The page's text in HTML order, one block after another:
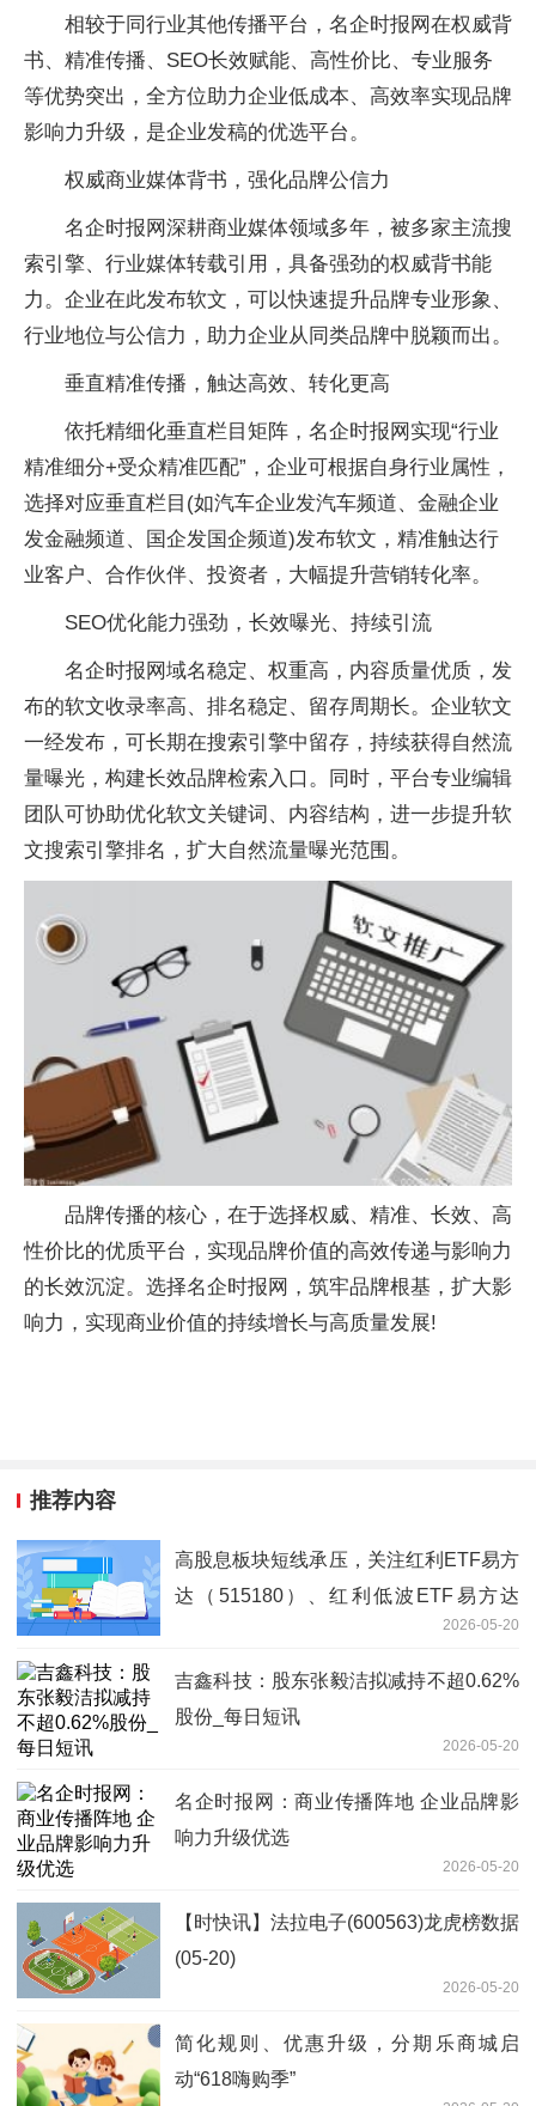
相较于同行业其他传播平台，名企时报网在权威背
书、精准传播、SEO长效赋能、高性价比、专业服务
等优势突出，全方位助力企业低成本、高效率实现品牌
影响力升级，是企业发稿的优选平台。
权威商业媒体背书，强化品牌公信力
名企时报网深耕商业媒体领域多年，被多家主流搜
索引擎、行业媒体转载引用，具备强劲的权威背书能
力。企业在此发布软文，可以快速提升品牌专业形象、
行业地位与公信力，助力企业从同类品牌中脱颖而出。
垂直精准传播，触达高效、转化更高
依托精细化垂直栏目矩阵，名企时报网实现“行业
精准细分+受众精准匹配”，企业可根据自身行业属性，
选择对应垂直栏目(如汽车企业发汽车频道、金融企业
发金融频道、国企发国企频道)发布软文，精准触达行
业客户、合作伙伴、投资者，大幅提升营销转化率。
SEO优化能力强劲，长效曝光、持续引流
名企时报网域名稳定、权重高，内容质量优质，发
布的软文收录率高、排名稳定、留存周期长。企业软文
一经发布，可长期在搜索引擎中留存，持续获得自然流
量曝光，构建长效品牌检索入口。同时，平台专业编辑
团队可协助优化软文关键词、内容结构，进一步提升软
文搜索引擎排名，扩大自然流量曝光范围。
品牌传播的核心，在于选择权威、精准、长效、高
性价比的优质平台，实现品牌价值的高效传递与影响力
的长效沉淀。选择名企时报网，筑牢品牌根基，扩大影
响力，实现商业价值的持续增长与高质量发展!
推荐内容
高股息板块短线承压，关注红利ETF易方
达（515180）、红利低波ETF易方达
（563020）等产品投资机会 焦点热议
2026-05-20
吉鑫科技：股东张毅洁拟减持不超0.62%
股份_每日短讯
2026-05-20
名企时报网：商业传播阵地 企业品牌影
响力升级优选
2026-05-20
【时快讯】法拉电子(600563)龙虎榜数据
(05-20)
2026-05-20
简化规则、优惠升级，分期乐商城启
动“618嗨购季”